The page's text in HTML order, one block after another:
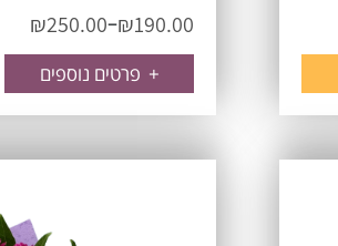
₪190.00
–
₪250.00
+ פרטים נוספים